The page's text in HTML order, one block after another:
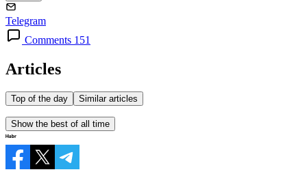
Telegram
Comments 151
Articles
Top of the day Similar articles
Show the best of all time